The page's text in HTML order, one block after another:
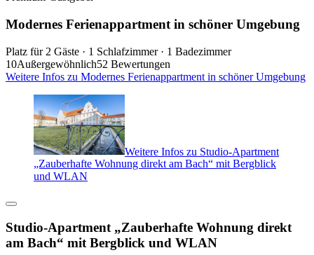
Modernes Ferienappartment in schöner Umgebung
Platz für 2 Gäste · 1 Schlafzimmer · 1 Badezimmer
10Außergewöhnlich52 Bewertungen
Weitere Infos zu Modernes Ferienappartment in schöner Umgebung
Weitere Infos zu Studio-Apartment
„Zauberhafte Wohnung direkt am Bach“ mit Bergblick
und WLAN
Studio-Apartment „Zauberhafte Wohnung direkt
am Bach“ mit Bergblick und WLAN